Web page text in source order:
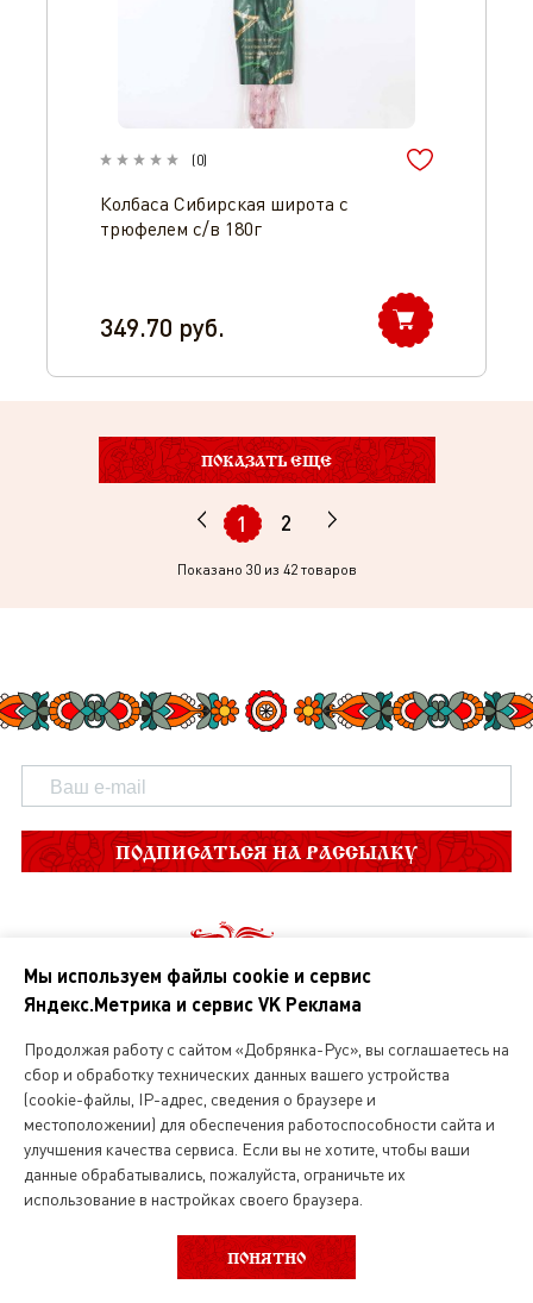
(0)
Колбаса Сибирская широта с
трюфелем с/в 180г
349.70 руб.
ПОКАЗАТЬ ЕЩЕ
1 2
Показано 30из 42 товаров
ПОДПИСАТЬСЯ НА РАССЫЛКУ
О нас
Магазин русской кухни
Вакансии
Интернет магазин
Мы используем файлы cookie и сервис
Яндекс.Метрика и сервис VK Реклама
Продолжая работу с сайтом «Добрянка-Рус», вы соглашаетесь на
сбор и обработку технических данных вашего устройства
(cookie-файлы, IP-адрес, сведения о браузере и
местоположении) для обеспечения работоспособности сайта и
улучшения качества сервиса. Если вы не хотите, чтобы ваши
данные обрабатывались, пожалуйста, ограничьте их
использование в настройках своего браузера.
ПОНЯТНО